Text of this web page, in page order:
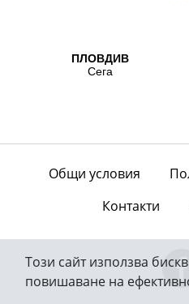
Общи условия
Контакти
Този сайт използва
повишаване на